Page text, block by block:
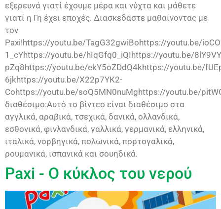
εξερευνά γιατί έχουμε μέρα και νύχτα και μάθετε
γιατί η Γη έχει εποχές. Διασκεδάστε μαθαίνοντας με
τον
Paxi!https://youtu.be/TagG32gwiBohttps://youtu.be/
1_cYhttps://youtu.be/hIqGfq0_iQIhttps://youtu.be/
pZq8https://youtu.be/ekY5oZDdQ4khttps://youtu.be/
6jkhttps://youtu.be/X22p7YK2-
Cohttps://youtu.be/soQ5MN0nuMghttps://youtu.be/
διαθέσιμο:Αυτό το βίντεο είναι διαθέσιμο στα
αγγλικά, αραβικά, τσεχικά, δανικά, ολλανδικά,
εσθονικά, φινλανδικά, γαλλικά, γερμανικά, ελληνικά,
ιταλικά, νορβηγικά, πολωνικά, πορτογαλικά,
ρουμανικά, ισπανικά και σουηδικά.
Paxi - Ο κύκλος του νερού